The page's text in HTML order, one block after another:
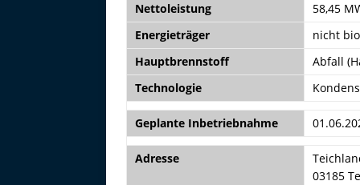
Nettoleistung
58,45
Energieträger
nicht
Hauptbrennstoff
Abfall
Technologie
Geplante Inbetriebnahme
Adresse
03185